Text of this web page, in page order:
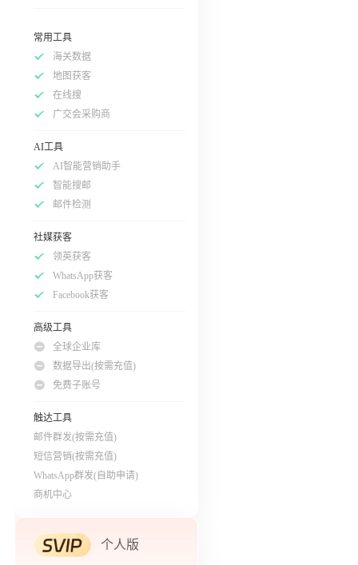
常用工具
海关数据
地图获客
在线搜
广交会采购商
AI工具
AI智能营销助手
智能搜邮
邮件检测
社媒获客
领英获客
WhatsApp获客
Facebook获客
高级工具
全球企业库
数据导出(按需充值)
免费子账号
触达工具
邮件群发(按需充值)
短信营销(按需充值)
WhatsApp群发(自助申请)
商机中心
个人版